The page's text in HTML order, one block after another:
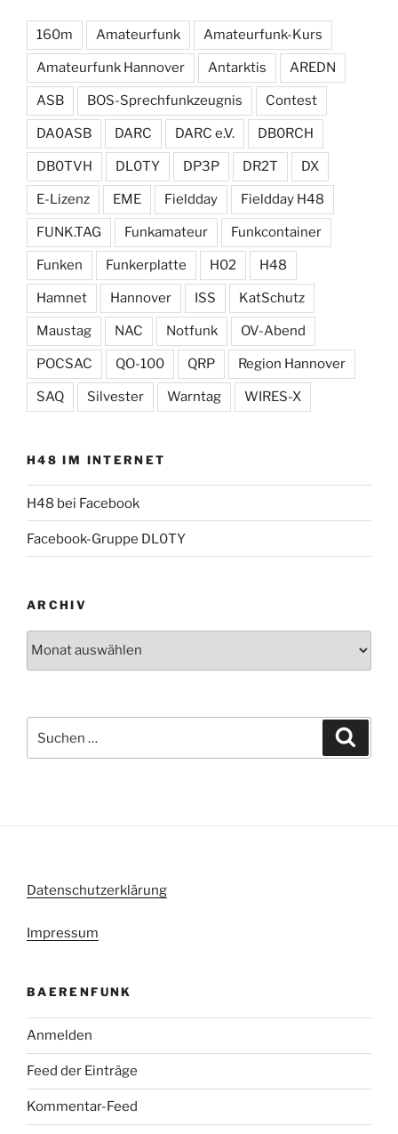
160m Amateurfunk Amateurfunk-Kurs
Amateurfunk Hannover Antarktis AREDN
ASB BOS-Sprechfunkzeugnis Contest
DA0ASB DARC DARC e.V. DB0RCH
DB0TVH DL0TY DP3P DR2T DX
E-Lizenz EME Fieldday Fieldday H48
FUNK.TAG Funkamateur Funkcontainer
Funken Funkerplatte H02 H48
Hamnet Hannover ISS KatSchutz
Maustag NAC Notfunk OV-Abend
POCSAC QO-100 QRP Region Hannover
SAQ Silvester Warntag WIRES-X
H48 IM INTERNET
H48 bei Facebook
Facebook-Gruppe DL0TY
ARCHIV
nach:
Datenschutzerklärung
Impressum
BAERENFUNK
Anmelden
Feed der Einträge
Kommentar-Feed